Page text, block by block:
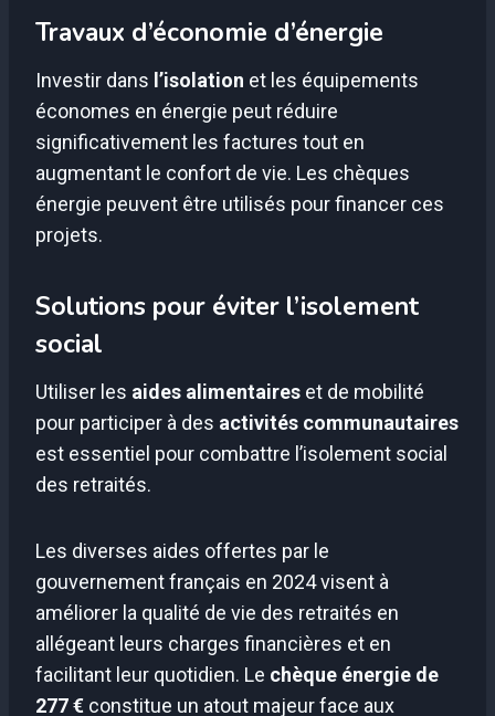
Travaux d’économie d’énergie
Investir dans l’isolation et les équipements
économes en énergie peut réduire
significativement les factures tout en
augmentant le confort de vie. Les chèques
énergie peuvent être utilisés pour financer ces
projets.
Solutions pour éviter l’isolement
social
Utiliser les aides alimentaires et de mobilité
pour participer à des activités communautaires
est essentiel pour combattre l’isolement social
des retraités.
Les diverses aides offertes par le
gouvernement français en 2024 visent à
améliorer la qualité de vie des retraités en
allégeant leurs charges financières et en
facilitant leur quotidien. Le chèque énergie de
277 € constitue un atout majeur face aux